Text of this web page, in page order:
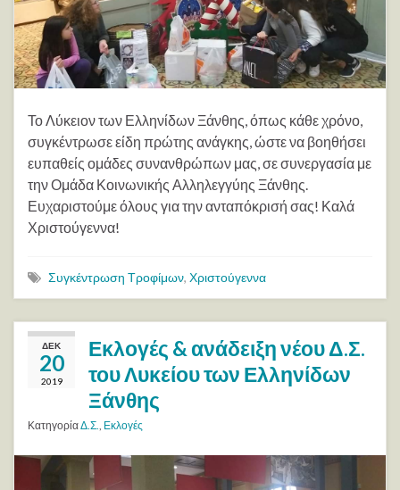
Το Λύκειον των Ελληνίδων Ξάνθης, όπως κάθε χρόνο,
συγκέντρωσε είδη πρώτης ανάγκης, ώστε να βοηθήσει
ευπαθείς ομάδες συνανθρώπων μας, σε συνεργασία με
την Ομάδα Κοινωνικής Αλληλεγγύης Ξάνθης.
Ευχαριστούμε όλους για την ανταπόκρισή σας! Καλά
Χριστούγεννα!
Συγκέντρωση Τροφίμων, Χριστούγεννα
ΔΕΚ
20
2019
Εκλογές & ανάδειξη νέου Δ.Σ.
του Λυκείου των Ελληνίδων
Ξάνθης
ΚατηγορίαΔ.Σ., Εκλογές